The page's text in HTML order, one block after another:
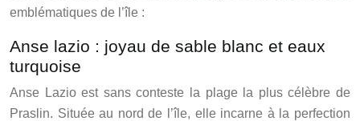
emblématiques de l’île :
Anse lazio : joyau de sable blanc et eaux
turquoise
Anse Lazio est sans conteste la plage la plus célèbre de
Praslin. Située au nord de l’île, elle incarne à la perfection